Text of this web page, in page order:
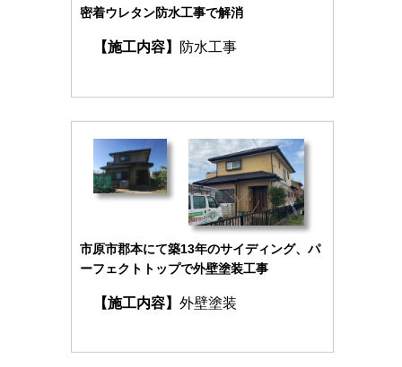
密着ウレタン防水工事で解消
【施工内容】 防水工事
市原市郡本にて築13年のサイディング、パ
ーフェクトトップで外壁塗装工事
【施工内容】 外壁塗装